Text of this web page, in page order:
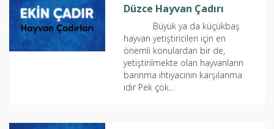
Düzce Hayvan Çadırı
Büyük ya da küçükbaş
hayvan yetiştiricileri için en
önemli konulardan bir de,
yetiştirilmekte olan hayvanların
barınma ihtiyacının karşılanma
ıdır Pek çok...